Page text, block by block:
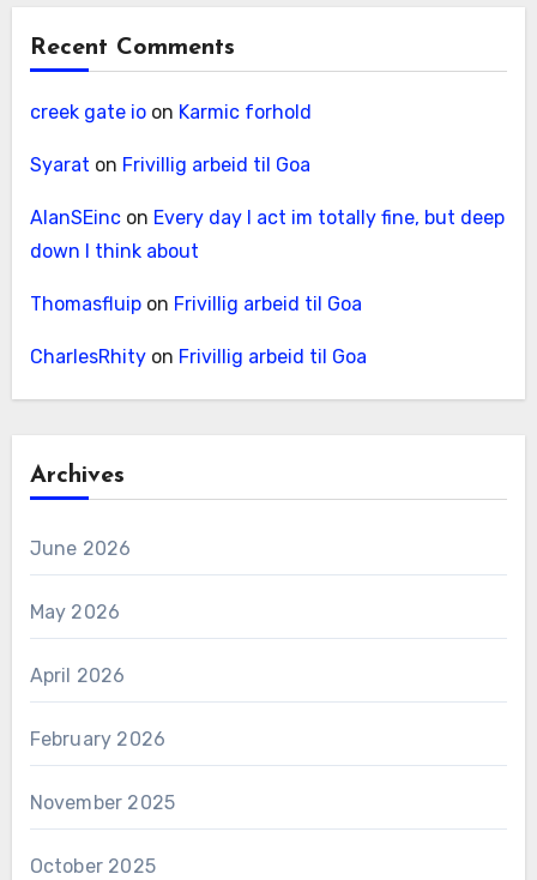
Recent Comments
creek gate ioon Karmic forhold
Syarat on Frivillig arbeid til Goa
AlanSEincon Every day I act im totally fine, but deep
down I think about
Thomasfluipon Frivillig arbeid til Goa
CharlesRhityon Frivillig arbeid til Goa
Archives
June 2026
May 2026
April 2026
February 2026
November 2025
October 2025